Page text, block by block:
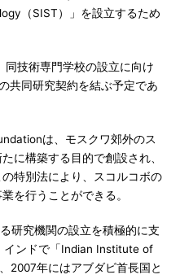
（SIST）」を設立するため
技術専門学校の設立に向け
共同研究契約を結ぶ予定であ
は、モスクワ郊外のス
に構築する目的で創設され、
特別法により、スコルコボの
を行うことができる。
研究機関の設立を積極的に支
インドで「Indian Institute of
2007年にはアブダビ首長国と